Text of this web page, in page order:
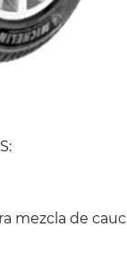
mezcla de